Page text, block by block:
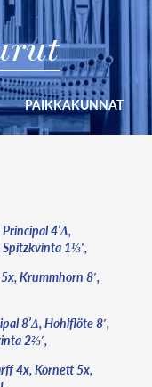
PAIKKAKUNNAT
4’Δ,
Spitzkvinta 1⅓′,
Krummhorn 8′,
8’Δ, Hohlflöte 8′,
2⅔′,
4x, Kornett 5x,